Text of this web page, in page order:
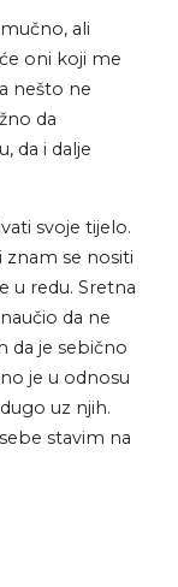
ali
oni koji me
nešto ne
da
da i dalje
svoje tijelo.
znam se nositi
u redu. Sretna
da ne
da je sebično
je u odnosu
uz njih.
stavim na